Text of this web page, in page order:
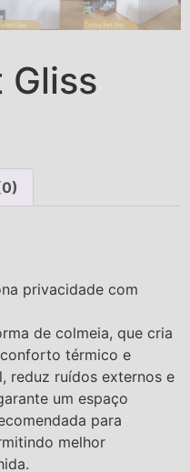
Gliss
privacidade com
de colmeia, que cria
térmico e
reduz ruídos externos e
um espaço
para
melhor